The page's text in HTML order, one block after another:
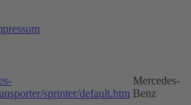
sprinter/default.htm
Mercedes-
Benz